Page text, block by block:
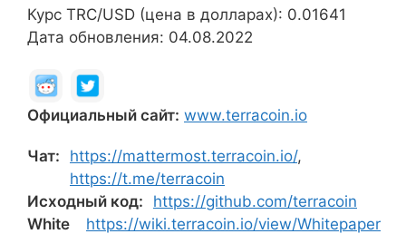
Курс TRC/USD (цена в долларах): 0.01641
Дата обновления: 04.08.2022
Официальный сайт: www.terracoin.io
Чат: https://mattermost.terracoin.io/,
https://t.me/terracoin
Исходный код:
https://github.com/terracoin
White
https://wiki.terracoin.io/view/Whitepaper